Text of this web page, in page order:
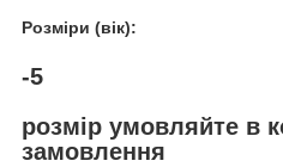
Розміри (вік):
-5
розмір умовляйте в
замовлення